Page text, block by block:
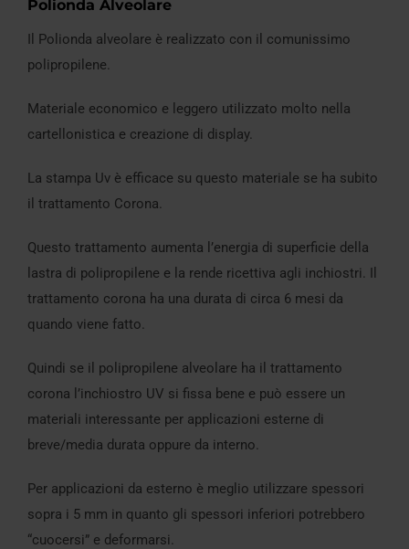
Polionda Alveolare
Il Polionda alveolare è realizzato con il comunissimo
polipropilene.
Materiale economico e leggero utilizzato molto nella
cartellonistica e creazione di display.
La stampa Uv è efficace su questo materiale se ha subito
il trattamento Corona.
Questo trattamento aumenta l’energia di superficie della
lastra di polipropilene e la rende ricettiva agli inchiostri. Il
trattamento corona ha una durata di circa 6 mesi da
quando viene fatto.
Quindi se il polipropilene alveolare ha il trattamento
corona l’inchiostro UV si fissa bene e può essere un
materiali interessante per applicazioni esterne di
breve/media durata oppure da interno.
Per applicazioni da esterno è meglio utilizzare spessori
sopra i 5 mm in quanto gli spessori inferiori potrebbero
“cuocersi” e deformarsi.